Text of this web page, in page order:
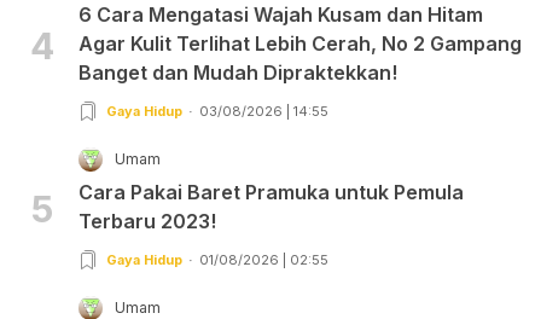
4
6 Cara Mengatasi Wajah Kusam dan Hitam
Agar Kulit Terlihat Lebih Cerah, No 2 Gampang
Banget dan Mudah Dipraktekkan!
Gaya Hidup 03/08/2026 | 14:55
5
Umam
Cara Pakai Baret Pramuka untuk Pemula
Terbaru 2023!
Gaya Hidup 01/08/2026 | 02:55
Umam